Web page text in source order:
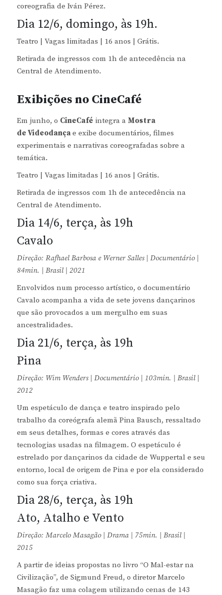
coreografia de Iván Pérez.
Dia 12/6, domingo, às 19h.
Teatro | Vagas limitadas | 16 anos | Grátis.
Retirada de ingressos com 1h de antecedência na
Central de Atendimento.
Exibições no CineCafé
Em junho, o CineCafé integra a Mostra
de Videodançae exibe documentários, filmes
experimentais e narrativas coreografadas sobre a
temática.
Teatro | Vagas limitadas | 16 anos | Grátis.
Retirada de ingressos com 1h de antecedência na
Central de Atendimento.
Dia 14/6, terça, às 19h
Cavalo
Direção: Rafhael Barbosa e Werner Salles | Documentário |
84min. | Brasil | 2021
Envolvidos num processo artístico, o documentário
Cavalo acompanha a vida de sete jovens dançarinos
que são provocados a um mergulho em suas
ancestralidades.
Dia 21/6, terça, às 19h
Pina
Direção: Wim Wenders | Documentário | 103min. | Brasil |
2012
Um espetáculo de dança e teatro inspirado pelo
trabalho da coreógrafa alemã Pina Bausch, ressaltado
em seus detalhes, formas e cores através das
tecnologias usadas na filmagem. O espetáculo é
estrelado por dançarinos da cidade de Wuppertal e seu
entorno, local de origem de Pina e por ela considerado
como sua força criativa.
Dia 28/6, terça, às 19h
Ato, Atalho e Vento
Direção: Marcelo Masagão | Drama | 75min. | Brasil |
2015
A partir de ideias propostas no livro “O Mal-estar na
Civilização”, de Sigmund Freud, o diretor Marcelo
Masagão faz uma colagem utilizando cenas de 143